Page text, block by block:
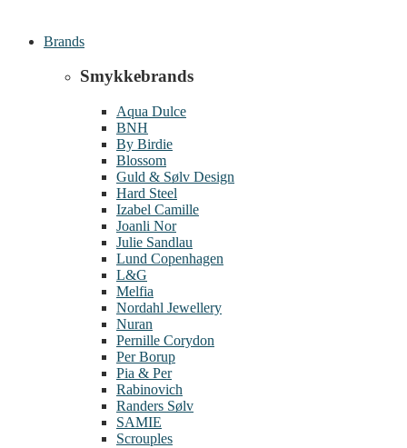
Brands
Smykkebrands
Aqua Dulce
BNH
By Birdie
Blossom
Guld & Sølv Design
Hard Steel
Izabel Camille
Joanli Nor
Julie Sandlau
Lund Copenhagen
L&G
Melfia
Nordahl Jewellery
Nuran
Pernille Corydon
Per Borup
Pia & Per
Rabinovich
Randers Sølv
SAMIE
Scrouples